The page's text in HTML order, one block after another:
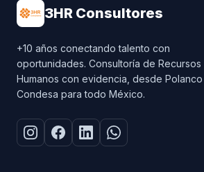
3HR Consultores
+10 años conectando talento con
oportunidades. Consultoría de Recursos
Humanos con evidencia, desde
Condesa para todo México.